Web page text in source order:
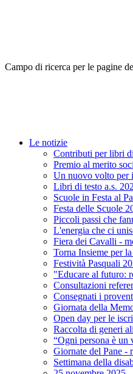
Campo di ricerca per le pagine
Le notizie
Contributi per libri
Premio al merito
Un nuovo volto per
Libri di testo a.s.
Scuole in Festa al
Festa delle Scuole
Piccoli passi che
L'energia che ci
Fiera dei Cavalli -
Torna Insieme per
Festività Pasquali
"Educare al futuro:
Consultazioni
Consegnati i
Giornata della
Open day per le
Raccolta di generi
“Ogni persona è un
Giornate del Pane -
Settimana della